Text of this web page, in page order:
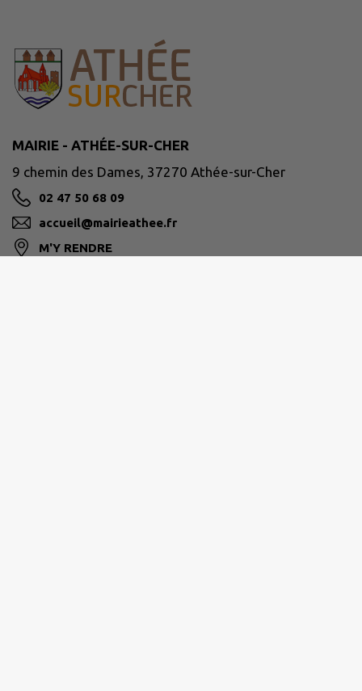
MAIRIE - ATHÉE-SUR-CHER
9 chemin des Dames, 37270 Athée-sur-Cher
02 47 50 68 09
accueil@mairieathee.fr
M'Y RENDRE